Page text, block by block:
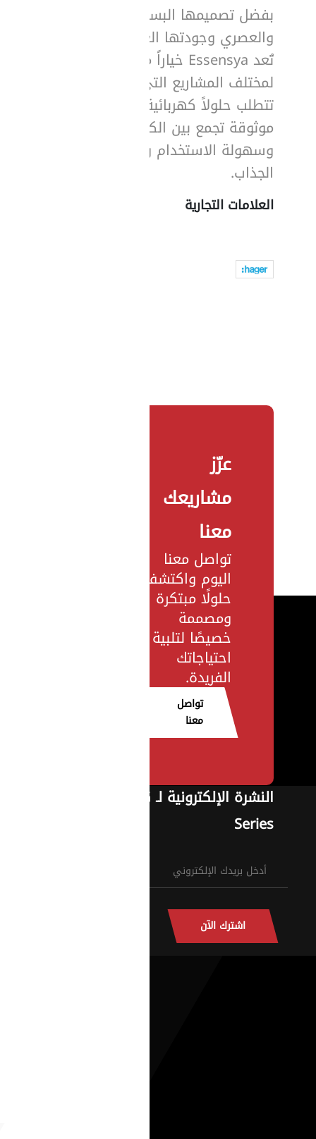
بفضل تصميمها البسيط
والعصري وجودتها العالية،
تُعد Essensya خياراً مثالياً
لمختلف المشاريع التي
تتطلب حلولاً كهربائية
موثوقة تجمع بين الكفاءة
وسهولة الاستخدام والمظهر
الجذاب.
العلامات التجارية
عزّز
مشاريعك
معنا
تواصل معنا
اليوم واكتشف
حلولًا مبتكرة
ومصممة
خصيصًا لتلبية
احتياجاتك
الفريدة.
تواصل
معنا
النشرة الإلكترونية لـ G
Series
اشترك الآن